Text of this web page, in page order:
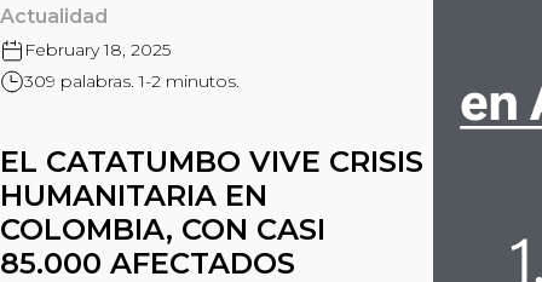
Actualidad
February 18, 2025
309 palabras. 1-2 minutos.
EL CATATUMBO VIVE CRISIS
HUMANITARIA EN
COLOMBIA, CON CASI
85.000 AFECTADOS